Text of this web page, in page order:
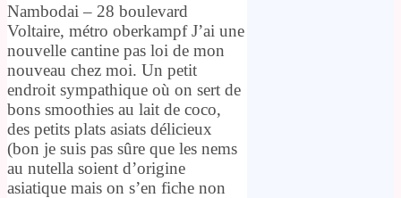
Nambodai – 28 boulevard
Voltaire, métro oberkampf J’ai une
nouvelle cantine pas loi de mon
nouveau chez moi. Un petit
endroit sympathique où on sert de
bons smoothies au lait de coco,
des petits plats asiats délicieux
(bon je suis pas sûre que les nems
au nutella soient d’origine
asiatique mais on s’en fiche non